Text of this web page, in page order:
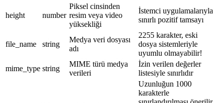
height number
Piksel cinsinden
resim veya video
yüksekliği
İstemci uygulamalarıyla
sınırlı pozitif tamsayı
file_name string
Medya veri dosyası
adı
2255 karakter, eski
dosya sistemleriyle
uyumlu olmayabilir!
mime_type string
MIME türü medya
verileri
İzin verilen değerler
listesiyle sınırlıdır
Uzunluğun 1000
karakterle